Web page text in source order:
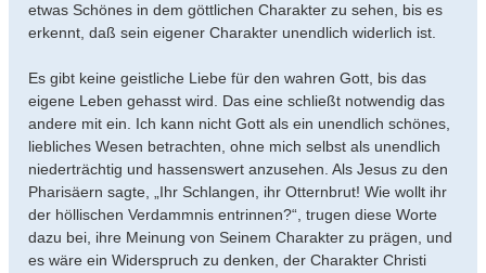
etwas Schönes in dem göttlichen Charakter zu sehen, bis es
erkennt, daß sein eigener Charakter unendlich widerlich ist.
Es gibt keine geistliche Liebe für den wahren Gott, bis das
eigene Leben gehasst wird. Das eine schließt notwendig das
andere mit ein. Ich kann nicht Gott als ein unendlich schönes,
liebliches Wesen betrachten, ohne mich selbst als unendlich
niederträchtig und hassenswert anzusehen. Als Jesus zu den
Pharisäern sagte, „Ihr Schlangen, ihr Otternbrut! Wie wollt ihr
der höllischen Verdammnis entrinnen?“, trugen diese Worte
dazu bei, ihre Meinung von Seinem Charakter zu prägen, und
es wäre ein Widerspruch zu denken, der Charakter Christi